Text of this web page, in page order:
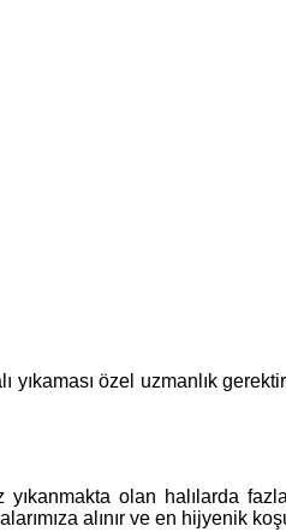
özel uzmanlık
olan halılarda
alınır ve en hijyenik